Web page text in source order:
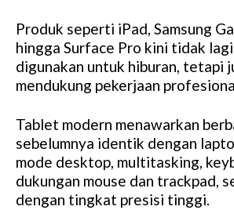
Produk seperti iPad, Samsung
hingga Surface Pro kini tidak
digunakan untuk hiburan, tetapi
mendukung pekerjaan
Tablet modern menawarkan
sebelumnya identik dengan
mode desktop, multitasking,
dukungan mouse dan trackpad,
dengan tingkat presisi tinggi.